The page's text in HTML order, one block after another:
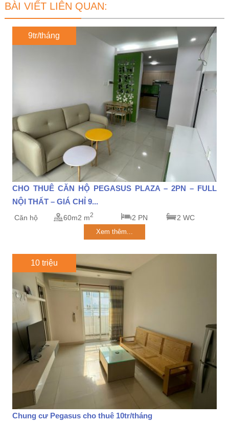
BÀI VIẾT LIÊN QUAN:
9tr/tháng
CHO THUÊ CĂN HỘ PEGASUS PLAZA – 2PN – FULL
NỘI THẤT – GIÁ CHỈ 9...
Căn hộ 60m2 m2 2 PN 2 WC
Xem thêm...
10 triệu
Chung cư Pegasus cho thuê 10tr/tháng